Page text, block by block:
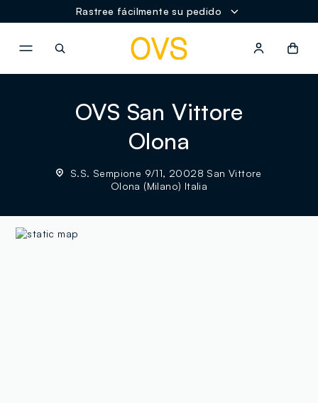
Rastree fácilmente su pedido
OVS San Vittore
Olona
S.S. Sempione 9/11, 20028 San Vittore
Olona (Milano) Italia